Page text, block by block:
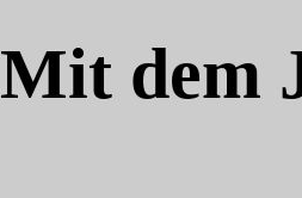
Mit dem